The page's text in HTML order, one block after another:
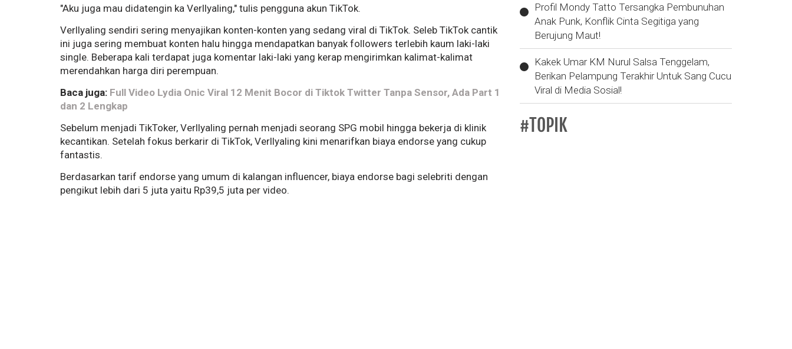
"Aku juga mau didatengin ka Verllyaling," tulis pengguna akun TikTok.
Verllyaling sendiri sering menyajikan konten-konten yang sedang viral di TikTok. Seleb TikTok cantik
ini juga sering membuat konten halu hingga mendapatkan banyak followers terlebih kaum laki-laki
single. Beberapa kali terdapat juga komentar laki-laki yang kerap mengirimkan kalimat-kalimat
merendahkan harga diri perempuan.
Baca juga: Full Video Lydia Onic Viral 12 Menit Bocor di Tiktok Twitter Tanpa Sensor, Ada Part 1
dan 2 Lengkap
Sebelum menjadi TikToker, Verllyaling pernah menjadi seorang SPG mobil hingga bekerja di klinik
kecantikan. Setelah fokus berkarir di TikTok, Verllyaling kini menarifkan biaya endorse yang cukup
fantastis.
Berdasarkan tarif endorse yang umum di kalangan influencer, biaya endorse bagi selebriti dengan
pengikut lebih dari 5 juta yaitu Rp39,5 juta per video.
Profil Mondy Tatto Tersangka Pembunuhan
Anak Punk, Konflik Cinta Segitiga yang
Berujung Maut!
Kakek Umar KM Nurul Salsa Tenggelam,
Berikan Pelampung Terakhir Untuk Sang Cucu
Viral di Media Sosial!
#TOPIK